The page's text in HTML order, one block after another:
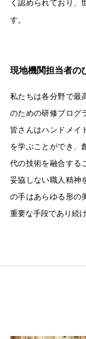
く認められており、
す。
現地機関担当者の
私たちは各分野で最
のための研修プログ
皆さんはハンドメイ
を学ぶことができ、
代の技術を融合する
妥協しない職人精神
の手はあらゆる形の
重要な手段であり続